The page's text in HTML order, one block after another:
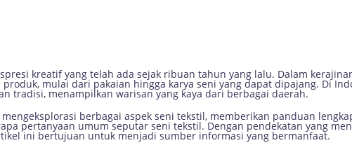
kreatif yang telah ada sejak ribuan tahun yang lalu. Dalam
mulai dari pakaian hingga karya seni yang dapat dipajang. Di
tradisi, menampilkan warisan yang kaya dari berbagai daerah.
berbagai aspek seni tekstil, memberikan panduan
pertanyaan umum seputar seni tekstil. Dengan pendekatan yang
ini bertujuan untuk menjadi sumber informasi yang bermanfaat.